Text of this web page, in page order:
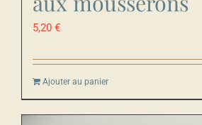
5,20 €
Ajouter au panier